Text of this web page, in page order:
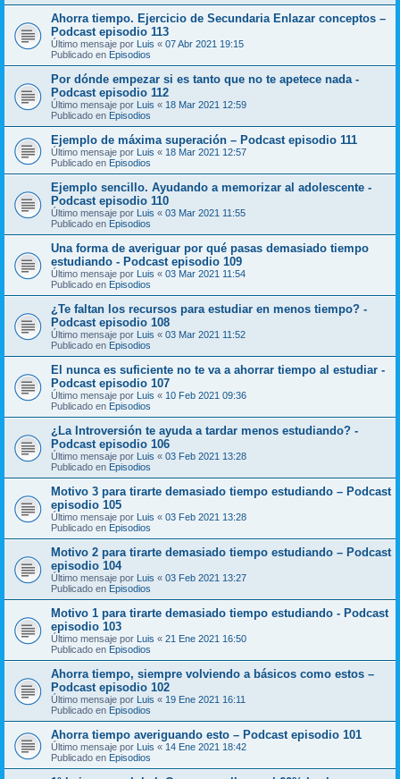
Ahorra tiempo. Ejercicio de Secundaria Enlazar conceptos –
Podcast episodio 113
Último mensaje por Luis « 07 Abr 2021 19:15
Publicado en Episodios
Por dónde empezar si es tanto que no te apetece nada -
Podcast episodio 112
Último mensaje por Luis « 18 Mar 2021 12:59
Publicado en Episodios
Ejemplo de máxima superación – Podcast episodio 111
Último mensaje por Luis « 18 Mar 2021 12:57
Publicado en Episodios
Ejemplo sencillo. Ayudando a memorizar al adolescente -
Podcast episodio 110
Último mensaje por Luis « 03 Mar 2021 11:55
Publicado en Episodios
Una forma de averiguar por qué pasas demasiado tiempo
estudiando - Podcast episodio 109
Último mensaje por Luis « 03 Mar 2021 11:54
Publicado en Episodios
¿Te faltan los recursos para estudiar en menos tiempo? -
Podcast episodio 108
Último mensaje por Luis « 03 Mar 2021 11:52
Publicado en Episodios
El nunca es suficiente no te va a ahorrar tiempo al estudiar -
Podcast episodio 107
Último mensaje por Luis « 10 Feb 2021 09:36
Publicado en Episodios
¿La Introversión te ayuda a tardar menos estudiando? -
Podcast episodio 106
Último mensaje por Luis « 03 Feb 2021 13:28
Publicado en Episodios
Motivo 3 para tirarte demasiado tiempo estudiando – Podcast
episodio 105
Último mensaje por Luis « 03 Feb 2021 13:28
Publicado en Episodios
Motivo 2 para tirarte demasiado tiempo estudiando – Podcast
episodio 104
Último mensaje por Luis « 03 Feb 2021 13:27
Publicado en Episodios
Motivo 1 para tirarte demasiado tiempo estudiando - Podcast
episodio 103
Último mensaje por Luis « 21 Ene 2021 16:50
Publicado en Episodios
Ahorra tiempo, siempre volviendo a básicos como estos –
Podcast episodio 102
Último mensaje por Luis « 19 Ene 2021 16:11
Publicado en Episodios
Ahorra tiempo averiguando esto – Podcast episodio 101
Último mensaje por Luis « 14 Ene 2021 18:42
Publicado en Episodios